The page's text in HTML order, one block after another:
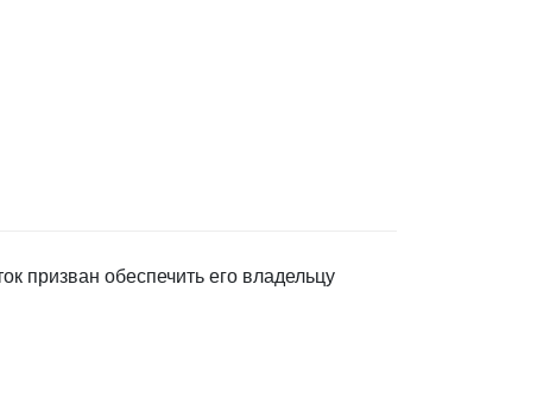
призван обеспечить его владельцу